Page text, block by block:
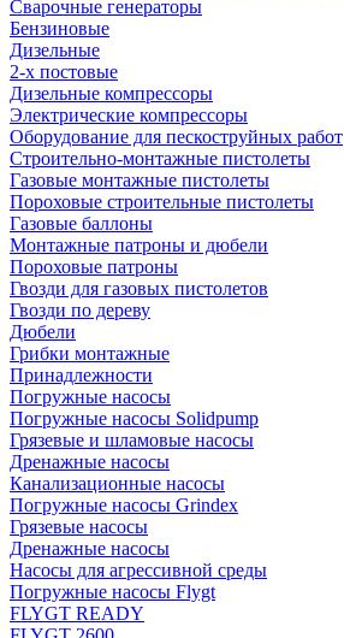
Сварочные генераторы
Бензиновые
Дизельные
2-х постовые
Дизельные компрессоры
Электрические компрессоры
Оборудование для пескоструйных работ
Строительно-монтажные пистолеты
Газовые монтажные пистолеты
Пороховые строительные пистолеты
Газовые баллоны
Монтажные патроны и дюбели
Пороховые патроны
Гвозди для газовых пистолетов
Гвозди по дереву
Дюбели
Грибки монтажные
Принадлежности
Погружные насосы
Погружные насосы Solidpump
Грязевые и шламовые насосы
Дренажные насосы
Канализационные насосы
Погружные насосы Grindex
Грязевые насосы
Дренажные насосы
Насосы для агрессивной среды
Погружные насосы Flygt
FLYGT READY